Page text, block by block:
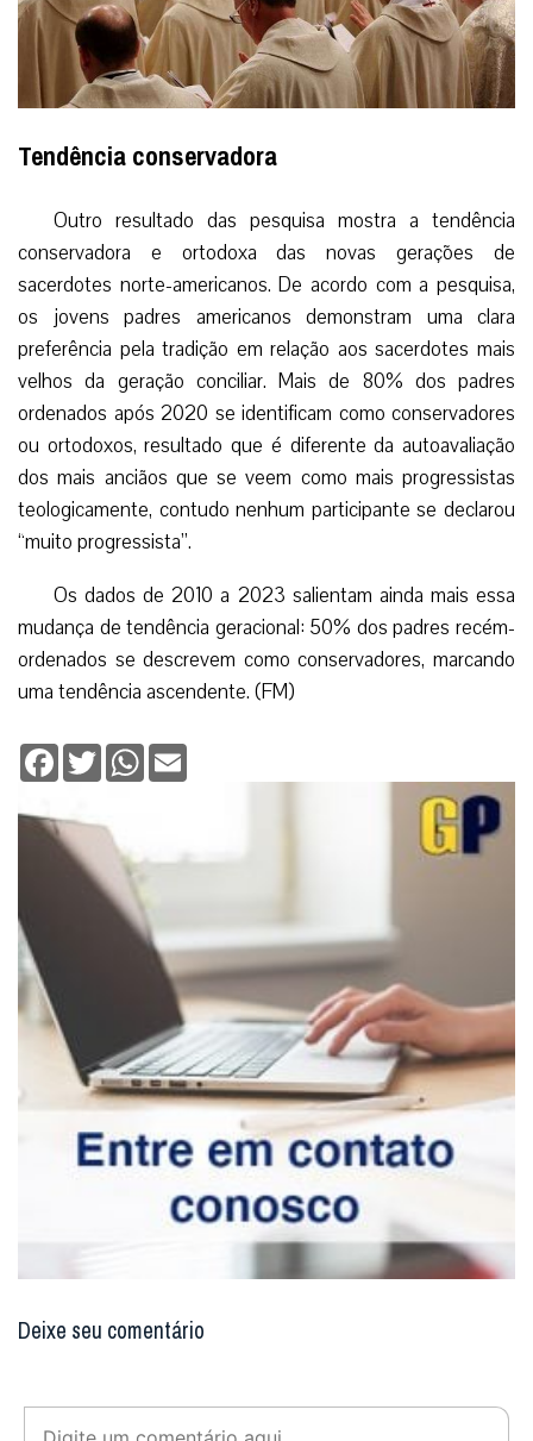
Tendência conservadora
Outro resultado das pesquisa mostra a tendência
conservadora e ortodoxa das novas gerações de
sacerdotes norte-americanos. De acordo com a pesquisa,
os jovens padres americanos demonstram uma clara
preferência pela tradição em relação aos sacerdotes mais
velhos da geração conciliar. Mais de 80% dos padres
ordenados após 2020 se identificam como conservadores
ou ortodoxos, resultado que é diferente da autoavaliação
dos mais anciãos que se veem como mais progressistas
teologicamente, contudo nenhum participante se declarou
“muito progressista”.
Os dados de 2010 a 2023 salientam ainda mais essa
mudança de tendência geracional: 50% dos padres recém-
ordenados se descrevem como conservadores, marcando
uma tendência ascendente. (FM)
Facebook
TwitterWhatsApp
Deixe seu comentário